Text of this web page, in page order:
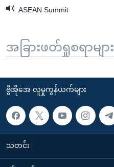
ASEAN Summit
အခြားဖတ်ရှုစရာများ
ဗွီအိုအေ လူမှုကွန်ယက်များ
သတင်း